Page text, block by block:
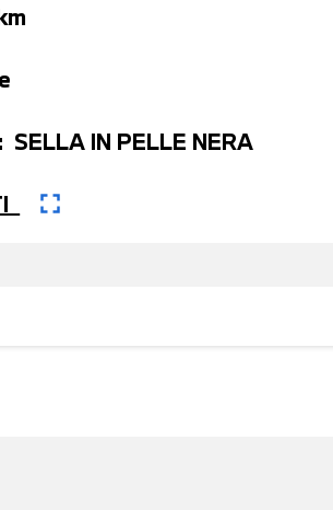
SELLA IN PELLE NERA
fullscreen